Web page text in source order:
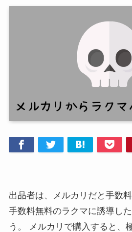
出品者は、メルカリだと手数
手数料無料のラクマに誘導し
う。 メルカリで購入すると、